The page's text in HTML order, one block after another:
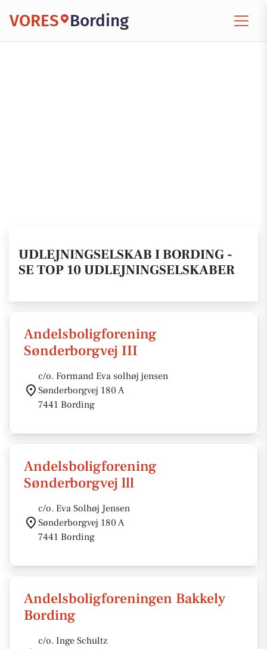
VORES Bording
UDLEJNINGSELSKAB I BORDING -
SE TOP 10 UDLEJNINGSELSKABER
Andelsboligforening
Sønderborgvej III
c/o. Formand Eva solhøj jensen
Sønderborgvej 180 A
7441 Bording
Andelsboligforening
Sønderborgvej lll
c/o. Eva Solhøj Jensen
Sønderborgvej 180 A
7441 Bording
Andelsboligforeningen Bakkely
Bording
c/o. Inge Schultz